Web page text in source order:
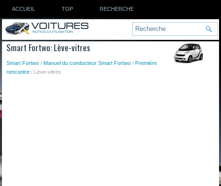
ACCUEIL TOP RECHERCHE
Smart Fortwo: Lève-vitres
Smart Fortwo /Manuel du conducteur Smart Fortwo /Première
rencontre / Lève-vitres